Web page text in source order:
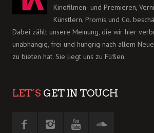
Kinofilmen- und Premieren,
Künstlern, Promis und Co.
Dabei zählt unsere Meinung, die wir hier
unabhängig, frei und hungrig nach allem
zu bieten hat. Sie liegt uns zu Füßen.
LET´S GET IN TOUCH